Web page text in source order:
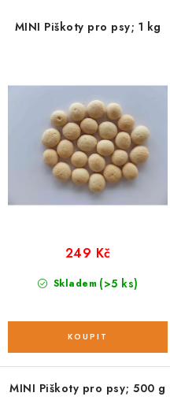
p
ů
MINI Piškoty pro psy; 1 kg
Skladem (>5 ks)
249 Kč
MINI Piškoty pro psy; 500 g